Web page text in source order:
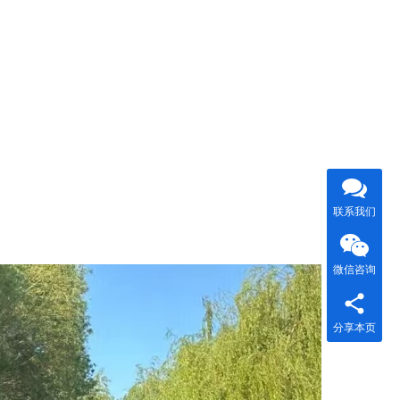
联系我们
微信咨询
分享本页